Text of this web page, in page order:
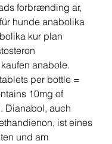
forbrænding ar,
hunde anabolika
kur plan
anabole.
per bottle =
10mg of
Dianabol, auch
ist eines
und am